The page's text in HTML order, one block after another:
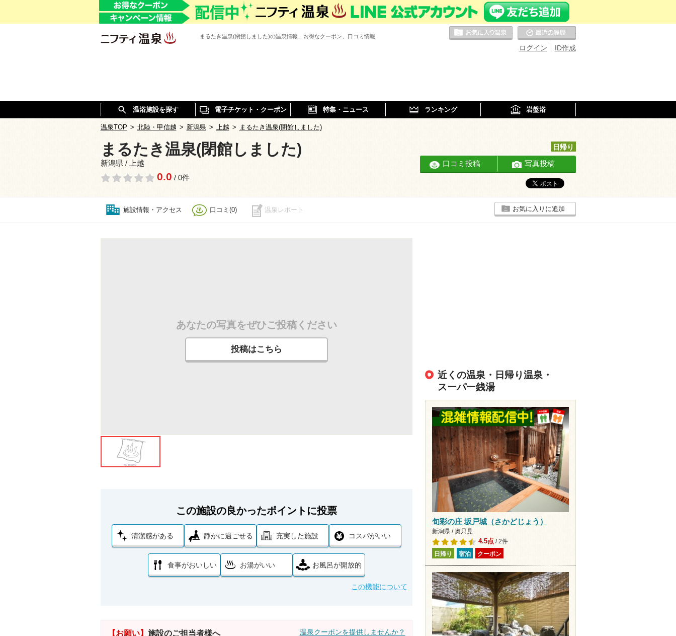
まるたき温泉(閉館しました)の温泉情報、お得なクーポン、口コミ情報
ID作成
ログイン
お気に入りの温泉
温浴施設を探す 電子チケット・クーポン 特集・ニュース ランキング 岩盤浴
温泉TOP > 北陸・甲信越 > 新潟県 > 上越 > まるたき温泉(閉館しました)
まるたき温泉(閉館しました)
新潟県 / 上越
0.0 / 0件
日帰り
口コミ投稿 写真投稿
施設情報・アクセス 口コミ(0) 温泉レポート お気に入りに追加
あなたの写真をぜひご投稿ください
投稿はこちら
この施設の良かったポイントに投票
清潔感がある 静かに過ごせる 充実した施設 コスパがいい
食事がおいしい お湯がいい お風呂が開放的
この機能について
【お願い】 施設のご担当者様へ 温泉クーポンを提供しませんか？
近くの温泉・日帰り温泉・
スーパー銭湯
旬彩の庄 坂戸城（さかどじょう）
新潟県 / 奥只見
4.5点/ 2件
日帰り 宿泊 クーポン